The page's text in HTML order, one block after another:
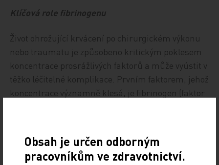
Klíčová role fibrinogenu
Život ohrožující krvácení po chirurgickém výkonu
nebo traumatu je způsobeno kritickým poklesem
koncentrace prosrážlivých faktorů a může vyústit v
těžko léčitelné komplikace. Prvním faktorem, jehož
koncentrace významně klesá, je fibrinogen (faktor
krvácení.
Obsah je určen odborným
pracovníkům ve zdravotnictví.